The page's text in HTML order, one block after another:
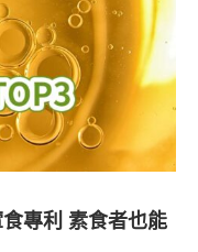
專利 素食者也能